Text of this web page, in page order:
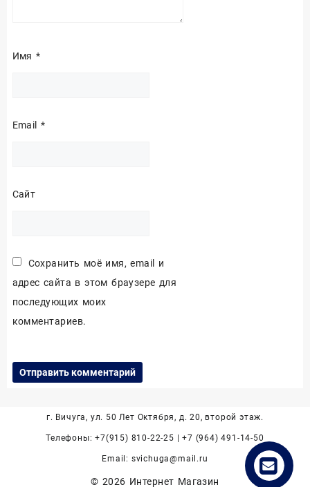
Имя*
Email *
Сайт
Сохранить моё имя, email и
адрес сайта в этом браузере для
последующих моих
комментариев.
г. Вичуга, ул. 50 Лет Октября, д. 20, второй этаж.
Телефоны: +7(915) 810-22-25 | +7 (964) 491-14-50
Email: svichuga@mail.ru
© 2026 Интернет Магазин